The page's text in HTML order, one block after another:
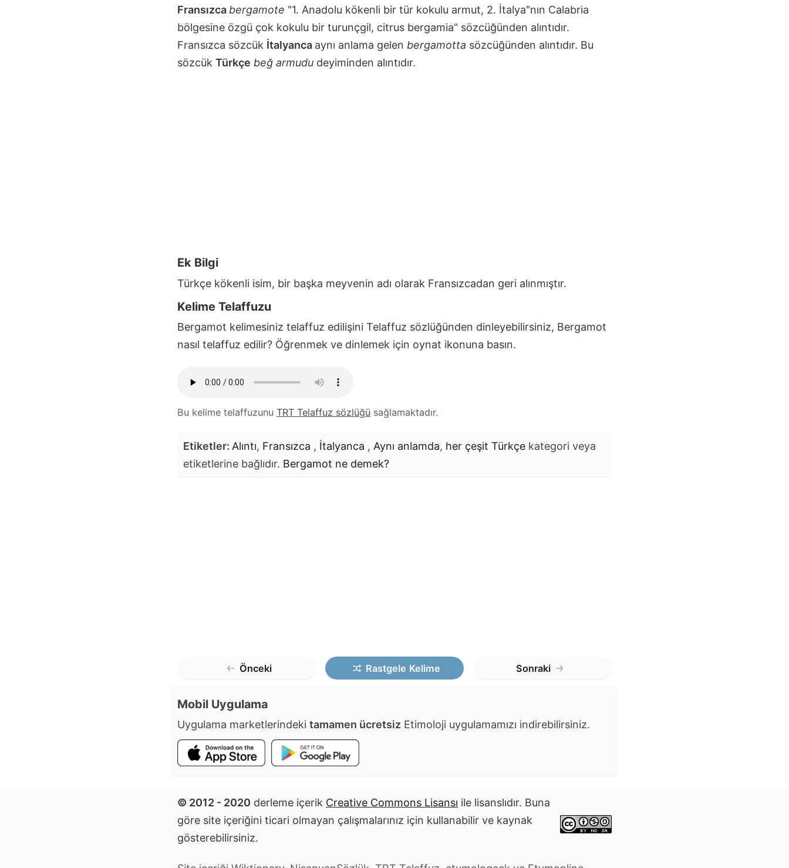
Fransızca bergamote "1. Anadolu kökenli bir tür kokulu armut, 2. İtalya"nın Calabria
bölgesine özgü çok kokulu bir turunçgil, citrus bergamia" sözcüğünden alıntıdır.
Fransızca sözcük İtalyanca aynı anlama gelen bergamotta sözcüğünden alıntıdır. Bu
sözcük Türkçe beğ armudu deyiminden alıntıdır.
Ek Bilgi
Türkçe kökenli isim, bir başka meyvenin adı olarak Fransızcadan geri alınmıştır.
Kelime Telaffuzu
Bergamot kelimesiniz telaffuz edilişini Telaffuz sözlüğünden dinleyebilirsiniz, Bergamot
nasıl telaffuz edilir? Öğrenmek ve dinlemek için oynat ikonuna basın.
Bu kelime telaffuzunu TRT Telaffuz sözlüğü sağlamaktadır.
Etiketler: Alıntı, Fransızca , İtalyanca , Aynı anlamda, her çeşit Türkçe kategori veya
etiketlerine bağlıdır. Bergamot ne demek?
Önceki Rastgele Kelime Sonraki
Mobil Uygulama
Uygulama marketlerindeki tamamen ücretsiz Etimoloji uygulamamızı indirebilirsiniz.
© 2012 - 2020 derleme içerik Creative Commons Lisansı ile lisanslıdır. Buna
göre site içeriğini ticari olmayan çalışmalarınız için kullanabilir ve kaynak
gösterebilirsiniz.